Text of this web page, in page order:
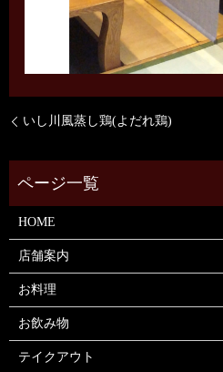
いし川風蒸し鶏(よだれ鶏)
HOME
店舗案内
お料理
お飲み物
テイクアウト